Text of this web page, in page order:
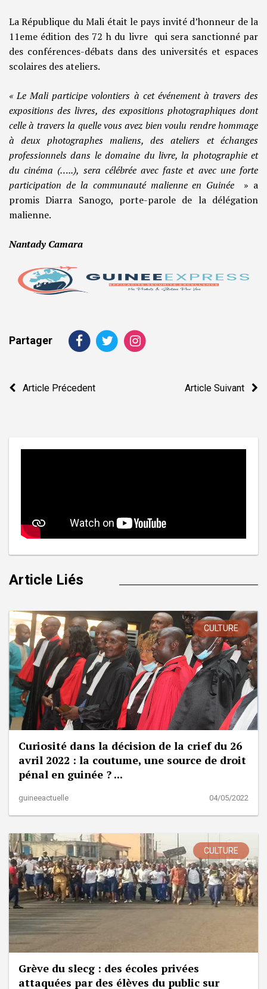
La République du Mali était le pays invité d’honneur de la
11eme édition des 72 h du livre qui sera sanctionné par
des conférences-débats dans des universités et espaces
scolaires des ateliers.
« Le Mali participe volontiers à cet événement à travers des
expositions des livres, des expositions photographiques dont
celle à travers la quelle vous avez bien voulu rendre hommage
à deux photographes maliens, des ateliers et échanges
professionnels dans le domaine du livre, la photographie et
du cinéma (…..), sera célébrée avec faste et avec une forte
participation de la communauté malienne en Guinée » a
promis Diarra Sanogo, porte-parole de la délégation
malienne.
Nantady Camara
Partager
Navigation
Article Précedent Article Suivant
Article Liés
CULTURE
Curiosité dans la décision de la crief du 26
avril 2022 : la coutume, une source de droit
pénal en guinée ? ...
guineeactuelle 04/05/2022
CULTURE
Grève du slecg : des écoles privées
attaquées par des élèves du public sur